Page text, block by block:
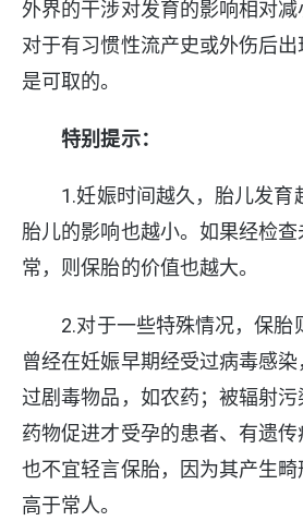
外界的干涉对发育的影响相对减
对于有习惯性流产史或外伤后
是可取的。
特别提示：
1.妊娠时间越久，胎儿发育
胎儿的影响也越小。如果经检
常，则保胎的价值也越大。
2.对于一些特殊情况，保胎
曾经在妊娠早期经受过病毒感
过剧毒物品，如农药；被辐射
药物促进才受孕的患者、有遗传
也不宜轻言保胎，因为其产生
高于常人。